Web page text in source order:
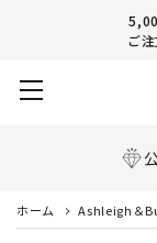
ご
ホーム Ashleigh＆